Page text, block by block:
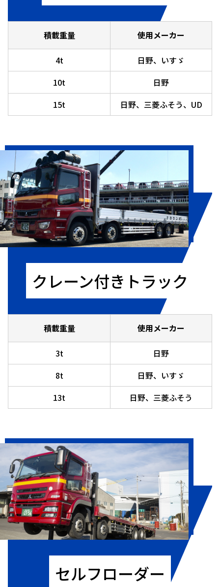
積載重量 使用メーカー
4t
日野、いすゞ
10t
日野
15t
日野、三菱ふそう、UD
クレーン付きトラック
積載重量 使用メーカー
3t
日野
8t
日野、いすゞ
13t
日野、三菱ふそう
セルフローダー